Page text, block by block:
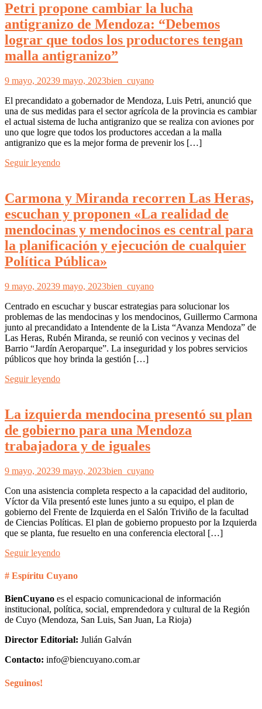
Petri propone cambiar la lucha
antigranizo de Mendoza: “Debemos
lograr que todos los productores tengan
malla antigranizo”
9 mayo, 20239 mayo, 2023bien_cuyano
El precandidato a gobernador de Mendoza, Luis Petri, anunció que
una de sus medidas para el sector agrícola de la provincia es cambiar
el actual sistema de lucha antigranizo que se realiza con aviones por
uno que logre que todos los productores accedan a la malla
antigranizo que es la mejor forma de prevenir los […]
Seguir leyendo
Carmona y Miranda recorren Las Heras,
escuchan y proponen «La realidad de
mendocinas y mendocinos es central para
la planificación y ejecución de cualquier
Política Pública»
9 mayo, 20239 mayo, 2023bien_cuyano
Centrado en escuchar y buscar estrategias para solucionar los
problemas de las mendocinas y los mendocinos, Guillermo Carmona
junto al precandidato a Intendente de la Lista “Avanza Mendoza” de
Las Heras, Rubén Miranda, se reunió con vecinos y vecinas del
Barrio “Jardín Aeroparque”. La inseguridad y los pobres servicios
públicos que hoy brinda la gestión […]
Seguir leyendo
La izquierda mendocina presentó su plan
de gobierno para una Mendoza
trabajadora y de iguales
9 mayo, 20239 mayo, 2023bien_cuyano
Con una asistencia completa respecto a la capacidad del auditorio,
Víctor da Vila presentó este lunes junto a su equipo, el plan de
gobierno del Frente de Izquierda en el Salón Triviño de la facultad
de Ciencias Políticas. El plan de gobierno propuesto por la Izquierda
que se planta, fue resuelto en una conferencia electoral […]
Seguir leyendo
# Espíritu Cuyano
BienCuyano es el espacio comunicacional de información
institucional, política, social, emprendedora y cultural de la Región
de Cuyo (Mendoza, San Luis, San Juan, La Rioja)
Director Editorial: Julián Galván
Contacto: info@biencuyano.com.ar
Seguinos!